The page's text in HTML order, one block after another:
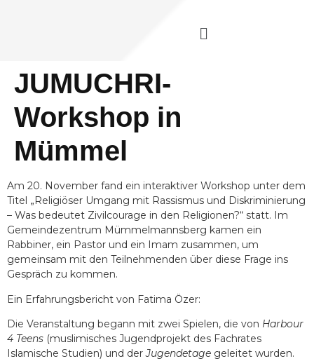
JUMUCHRI-
Workshop in
Mümmel
Am 20. November fand ein interaktiver Workshop unter dem
Titel „Religiöser Umgang mit Rassismus und Diskriminierung
– Was bedeutet Zivilcourage in den Religionen?“ statt. Im
Gemeindezentrum Mümmelmannsberg kamen ein
Rabbiner, ein Pastor und ein Imam zusammen, um
gemeinsam mit den Teilnehmenden über diese Frage ins
Gespräch zu kommen.
Ein Erfahrungsbericht von Fatima Özer:
Die Veranstaltung begann mit zwei Spielen, die von Harbour
4 Teens (muslimisches Jugendprojekt des Fachrates
Islamische Studien) und derJugendetage geleitet wurden.